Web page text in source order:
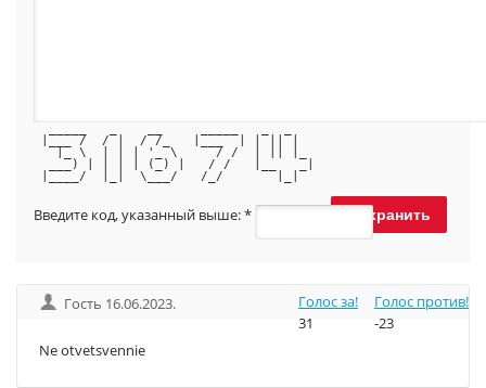
|___ /  / |  / /_   |___  | | || |
   |_ \  | | | '_ \     / /  | || |_
  ___) | | | | (_) |   / /   |__   _|
|____/  |_|  \___/   /_/       |_|
Введите код, указанный выше:*
Гость 16.06.2023.
Голос за!
31
Голос против!
-23
Ne otvetsvennie